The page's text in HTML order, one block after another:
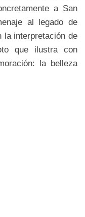
a San
al legado de
interpretación de
que ilustra con
la belleza